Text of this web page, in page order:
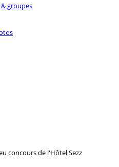
groupes
concours de l'Hôtel Sezz